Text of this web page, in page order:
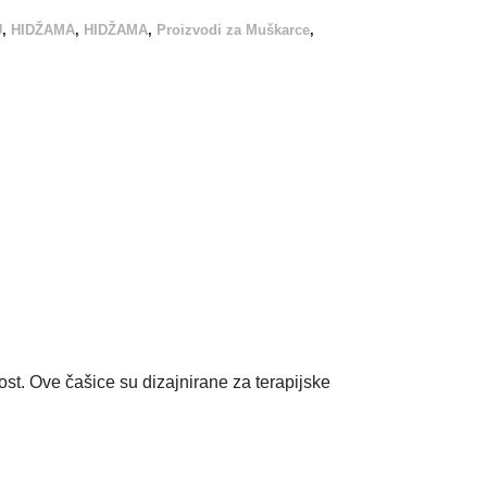
, HIDŽAMA, HIDŽAMA, Proizvodi za Muškarce,
Ove čašice su dizajnirane za terapijske